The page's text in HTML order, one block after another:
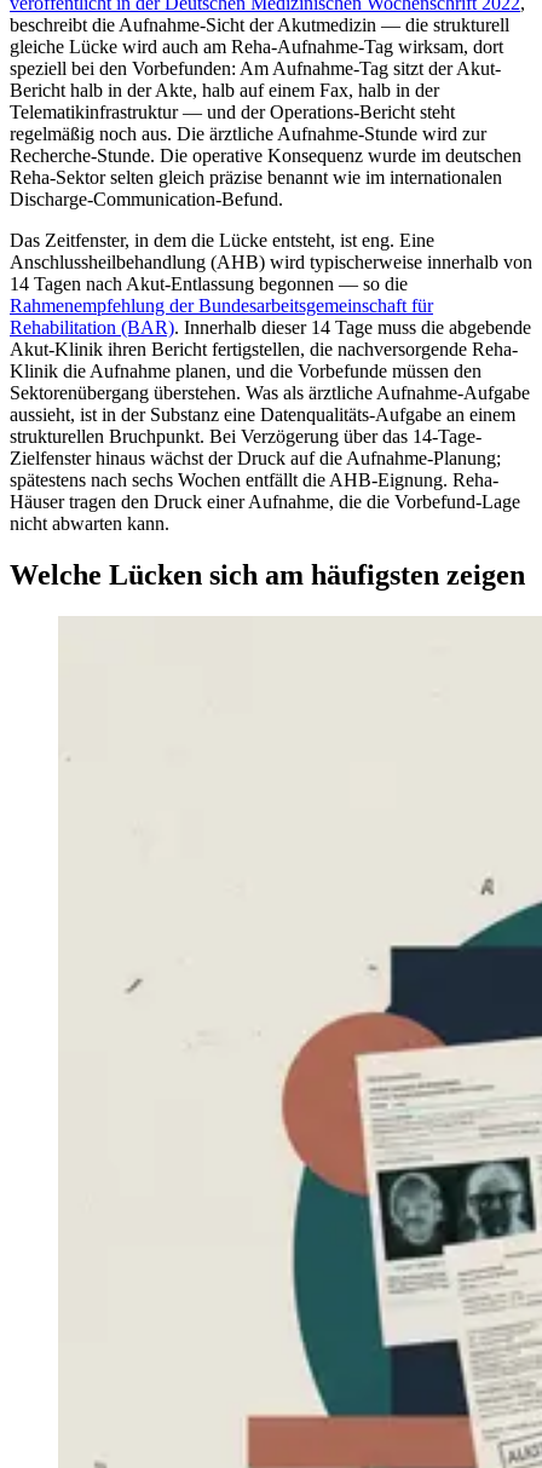
beschreibt die Aufnahme-Sicht der Akutmedizin — die strukturell
gleiche Lücke wird auch am Reha-Aufnahme-Tag wirksam, dort
speziell bei den Vorbefunden: Am Aufnahme-Tag sitzt der Akut-
Bericht halb in der Akte, halb auf einem Fax, halb in der
Telematikinfrastruktur — und der Operations-Bericht steht
regelmäßig noch aus. Die ärztliche Aufnahme-Stunde wird zur
Recherche-Stunde. Die operative Konsequenz wurde im deutschen
Reha-Sektor selten gleich präzise benannt wie im internationalen
Discharge-Communication-Befund.
Das Zeitfenster, in dem die Lücke entsteht, ist eng. Eine
Anschlussheilbehandlung (AHB) wird typischerweise innerhalb von
14 Tagen nach Akut-Entlassung begonnen — so die
Rahmenempfehlung der Bundesarbeitsgemeinschaft für
Rehabilitation (BAR). Innerhalb dieser 14 Tage muss die abgebende
Akut-Klinik ihren Bericht fertigstellen, die nachversorgende Reha-
Klinik die Aufnahme planen, und die Vorbefunde müssen den
Sektorenübergang überstehen. Was als ärztliche Aufnahme-Aufgabe
aussieht, ist in der Substanz eine Datenqualitäts-Aufgabe an einem
strukturellen Bruchpunkt. Bei Verzögerung über das 14-Tage-
Zielfenster hinaus wächst der Druck auf die Aufnahme-Planung;
spätestens nach sechs Wochen entfällt die AHB-Eignung. Reha-
Häuser tragen den Druck einer Aufnahme, die die Vorbefund-Lage
nicht abwarten kann.
Welche Lücken sich am häufigsten zeigen